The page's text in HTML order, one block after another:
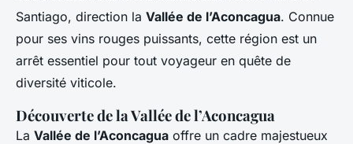
Santiago, direction la Vallée de l’Aconcagua. Connue
pour ses vins rouges puissants, cette région est un
arrêt essentiel pour tout voyageur en quête de
diversité viticole.
Découverte de la Vallée de l’Aconcagua
La Vallée de l’Aconcagua offre un cadre majestueux